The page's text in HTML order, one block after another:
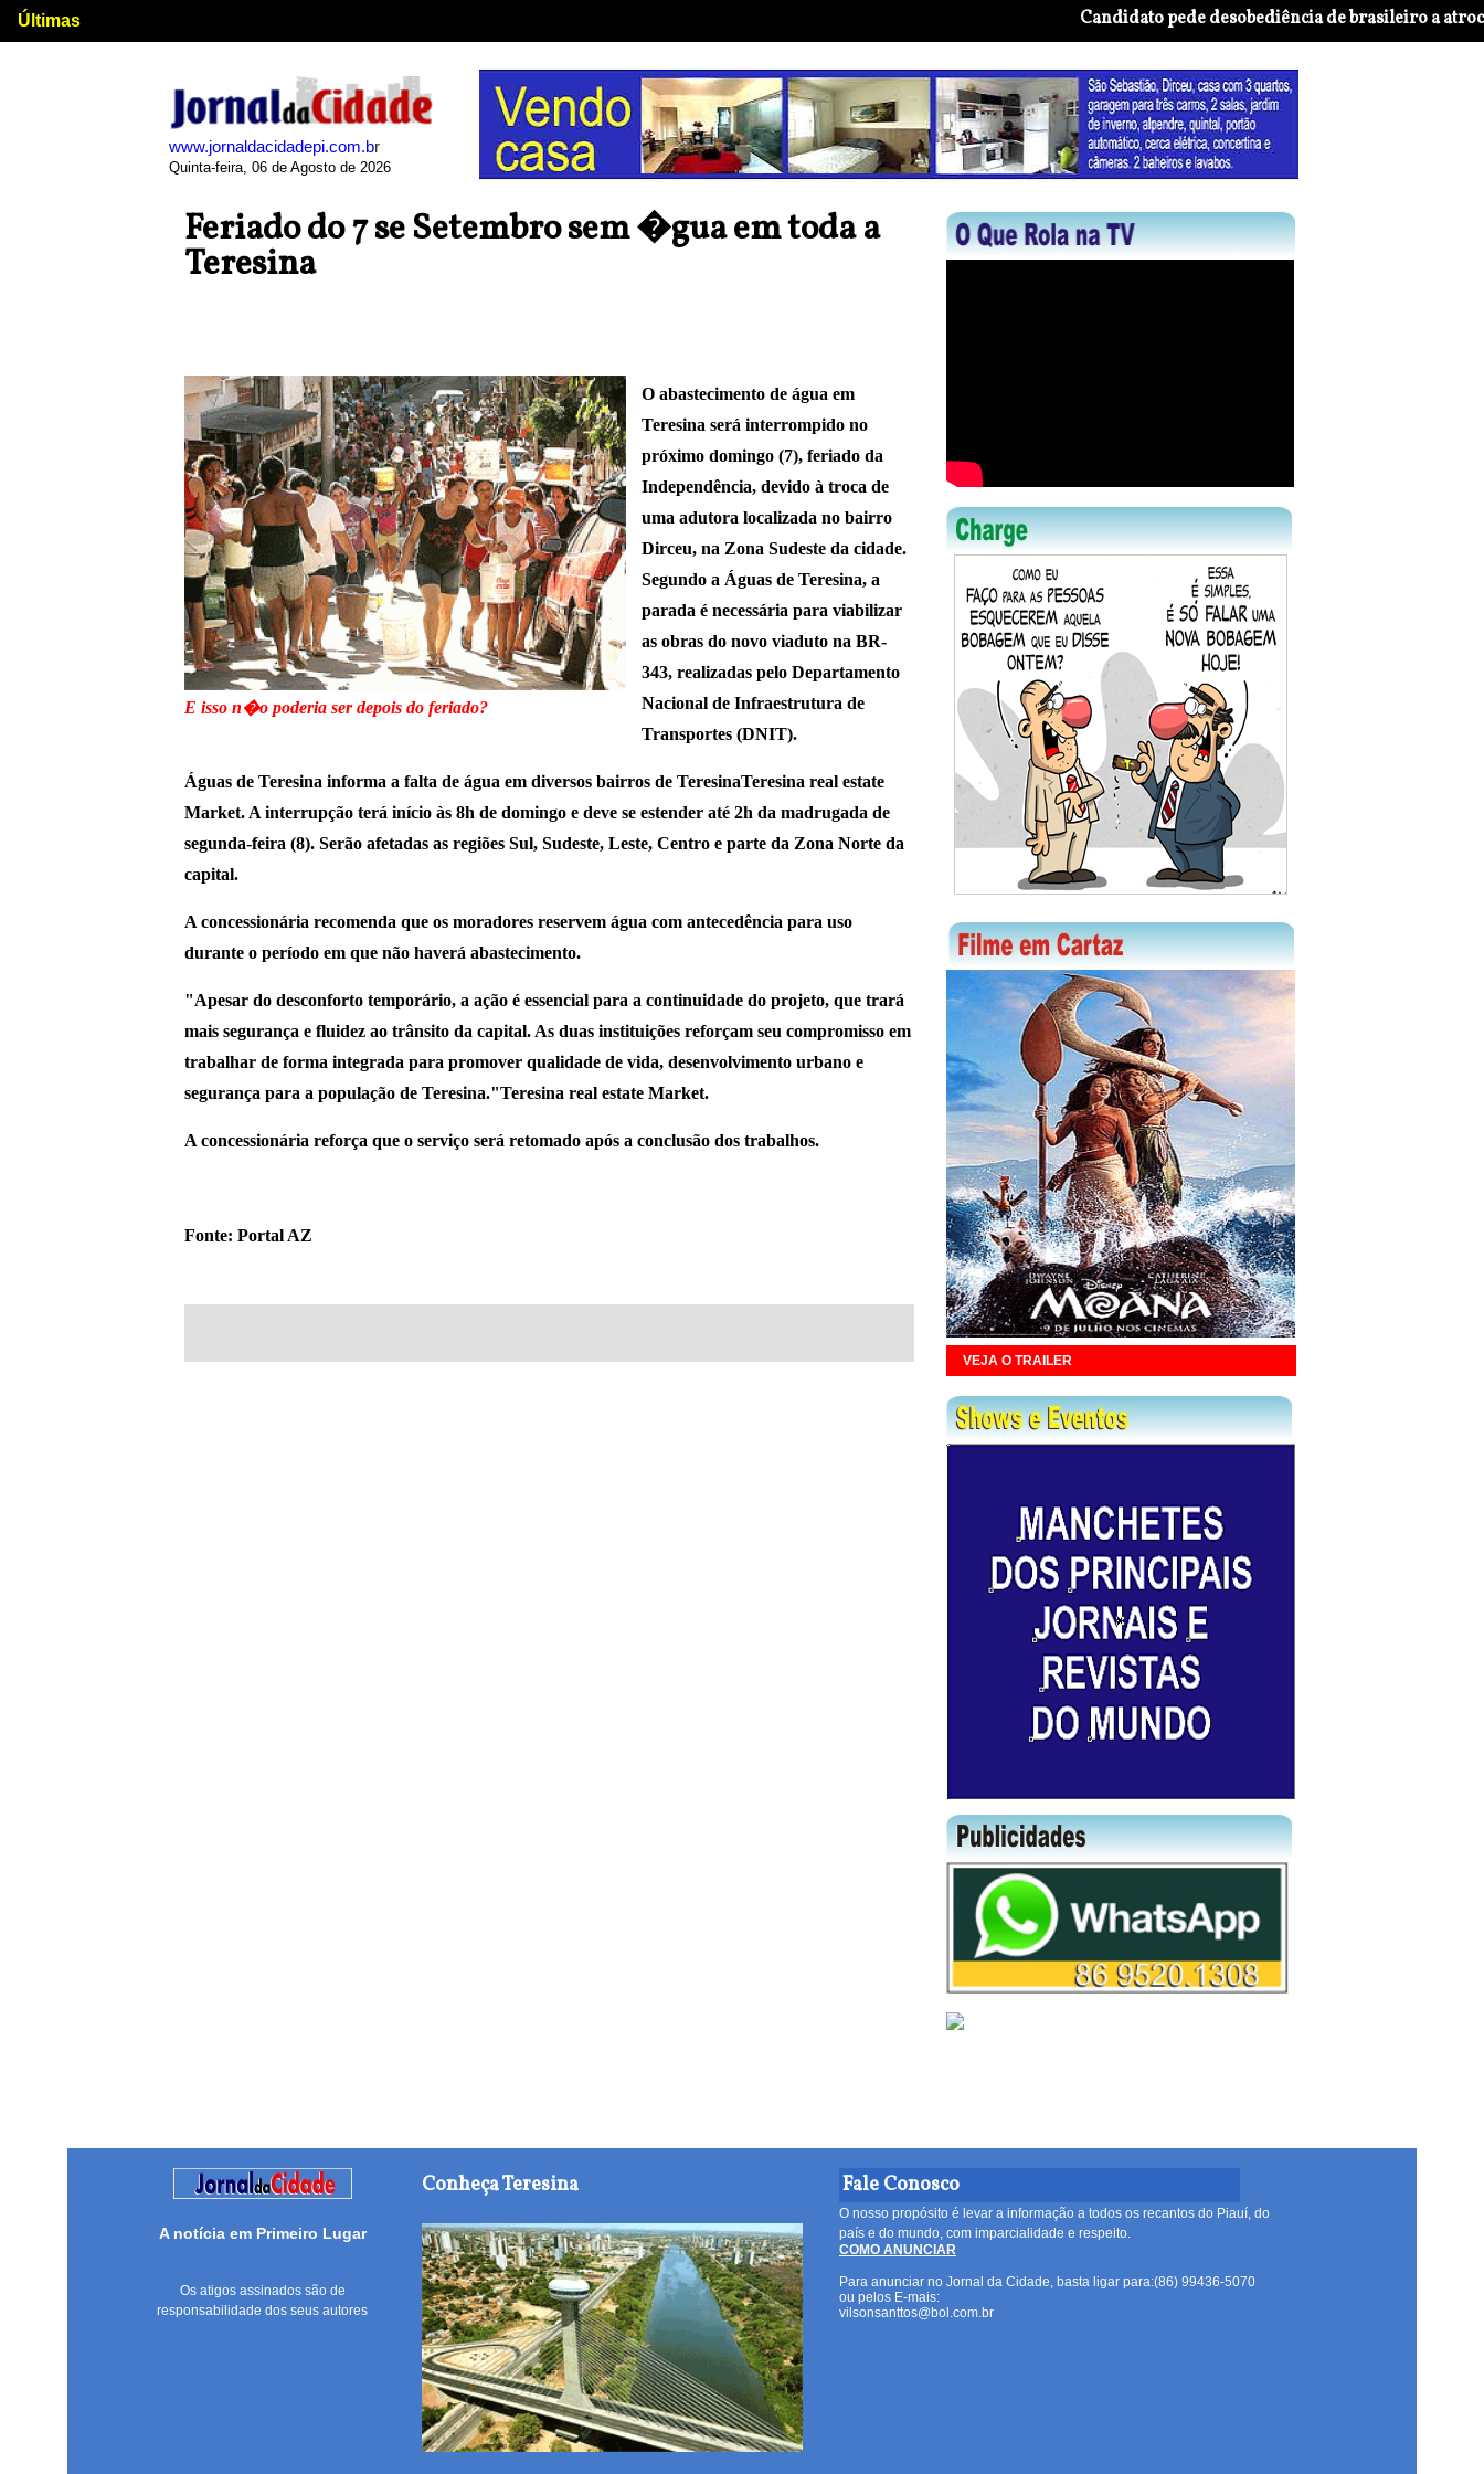
Últimas Candidato pede desobediência de brasileiro a
www.jornaldacidadepi.com.br
Quinta-feira, 06 de Agosto de 2026
Feriado do 7 se Setembro sem �gua em toda a
Teresina
E isso n�o poderia ser depois do feriado?
O abastecimento de água em
Teresina será interrompido no
próximo domingo (7), feriado da
Independência, devido à troca de
uma adutora localizada no bairro
Dirceu, na Zona Sudeste da cidade.
Segundo a Águas de Teresina, a
parada é necessária para viabilizar
as obras do novo viaduto na BR-
343, realizadas pelo Departamento
Nacional de Infraestrutura de
Transportes (DNIT).
Águas de Teresina informa a falta de água em diversos bairros de TeresinaTeresina real estate
Market. A interrupção terá início às 8h de domingo e deve se estender até 2h da madrugada de
segunda-feira (8). Serão afetadas as regiões Sul, Sudeste, Leste, Centro e parte da Zona Norte da
capital.
A concessionária recomenda que os moradores reservem água com antecedência para uso
durante o período em que não haverá abastecimento.
"Apesar do desconforto temporário, a ação é essencial para a continuidade do projeto, que trará
mais segurança e fluidez ao trânsito da capital. As duas instituições reforçam seu compromisso em
trabalhar de forma integrada para promover qualidade de vida, desenvolvimento urbano e
segurança para a população de Teresina."Teresina real estate Market.
A concessionária reforça que o serviço será retomado após a conclusão dos trabalhos.
Fonte: Portal AZ
VEJA O TRAILER
A notícia em Primeiro Lugar
Os atigos assinados são de
responsabilidade dos seus autores
Conheça Teresina Fale Conosco
O nosso propósito é levar a informação a todos os recantos do Piauí, do
país e do mundo, com imparcialidade e respeito.
COMO ANUNCIAR
Para anunciar no Jornal da Cidade, basta ligar para:(86) 99436-5070
ou pelos E-mais:
vilsonsanttos@bol.com.br